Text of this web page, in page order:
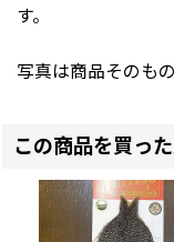
す。
写真は商品そのも
この商品を買っ